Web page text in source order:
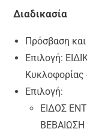
Διαδικασία
Πρόσβαση
Επιλογή:
Κυκλοφορίας
Επιλογή:
ΕΙΔΟΣ